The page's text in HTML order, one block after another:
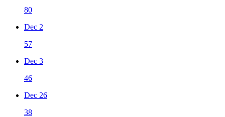
80
Dec 2
57
Dec 3
46
Dec 26
38